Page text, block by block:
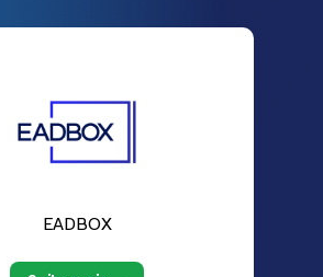
EADBOX